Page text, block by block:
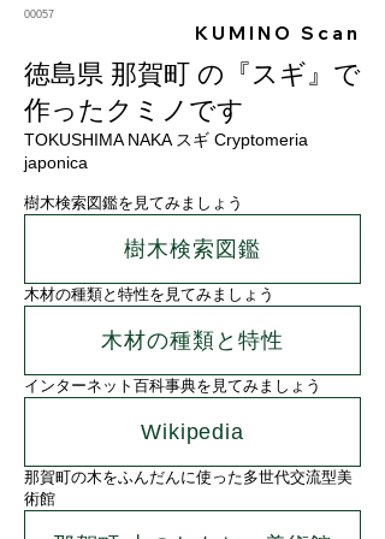
00057
KUMINO Scan
徳島県 那賀町 の『スギ』で
作ったクミノです
TOKUSHIMA NAKA スギ Cryptomeria
japonica
樹木検索図鑑を見てみましょう
樹木検索図鑑
木材の種類と特性を見てみましょう
木材の種類と特性
インターネット百科事典を見てみましょう
Wikipedia
那賀町の木をふんだんに使った多世代交流型美
術館